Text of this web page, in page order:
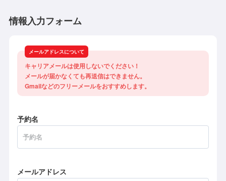
情報入力フォーム
メールアドレスについて
キャリアメールは使用しないでください！
メールが届かなくても再送信はできません。
Gmailなどのフリーメールをおすすめします。
予約名
メールアドレス